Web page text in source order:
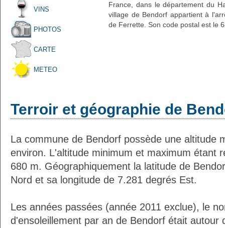
VINS
PHOTOS
CARTE
METEO
France, dans le département du
village de Bendorf appartient à
de Ferrette. Son code postal est le
Terroir et géographie de
La commune de Bendorf possède une altitude
environ. L'altitude minimum et maximum étant
680 m. Géographiquement la latitude de
Nord et sa longitude de 7.281 degrés Est.
Les années passées (année 2011 exclue), le
d'ensoleillement par an de Bendorf était autour